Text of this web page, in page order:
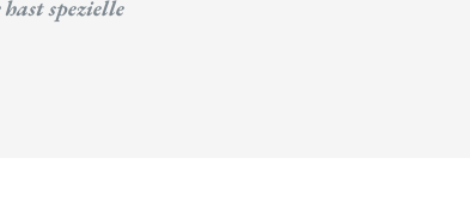
spezielle